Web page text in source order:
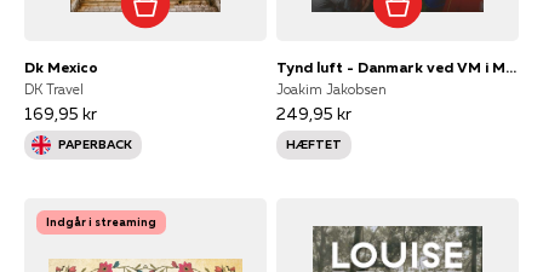
Dk Mexico
DK Travel
169,95 kr
PAPERBACK
Tynd luft - Danmark ved VM i Mexico 1986
Joakim Jakobsen
249,95 kr
HÆFTET
Indgår i streaming